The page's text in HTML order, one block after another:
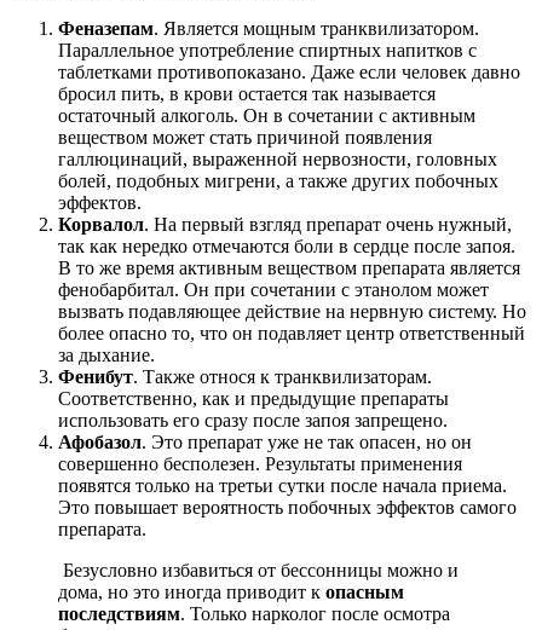
Феназепам. Является мощным транквилизатором.
Параллельное употребление спиртных напитков с
таблетками противопоказано. Даже если человек давно
бросил пить, в крови остается так называется
остаточный алкоголь. Он в сочетании с активным
веществом может стать причиной появления
галлюцинаций, выраженной нервозности, головных
болей, подобных мигрени, а также других побочных
эффектов.
Корвалол. На первый взгляд препарат очень нужный,
так как нередко отмечаются боли в сердце после запоя.
В то же время активным веществом препарата является
фенобарбитал. Он при сочетании с этанолом может
вызвать подавляющее действие на нервную систему. Но
более опасно то, что он подавляет центр ответственный
за дыхание.
Фенибут. Также относя к транквилизаторам.
Соответственно, как и предыдущие препараты
использовать его сразу после запоя запрещено.
Афобазол. Это препарат уже не так опасен, но он
совершенно бесполезен. Результаты применения
появятся только на третьи сутки после начала приема.
Это повышает вероятность побочных эффектов самого
препарата.
Безусловно избавиться от бессонницы можно и
дома, но это иногда приводит к опасным
последствиям. Только нарколог после осмотра